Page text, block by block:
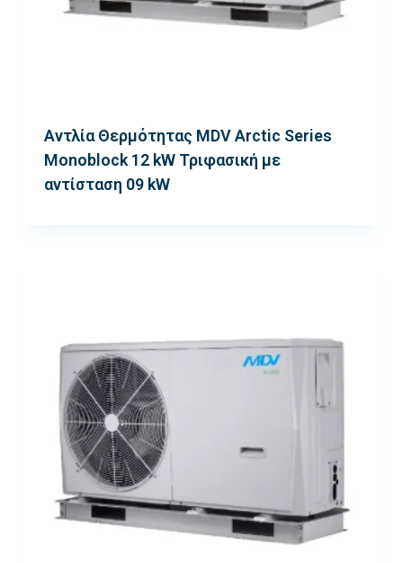
Αντλία Θερμότητας MDV Arctic Series
Monoblock 12 kW Τριφασική με
αντίσταση 09 kW